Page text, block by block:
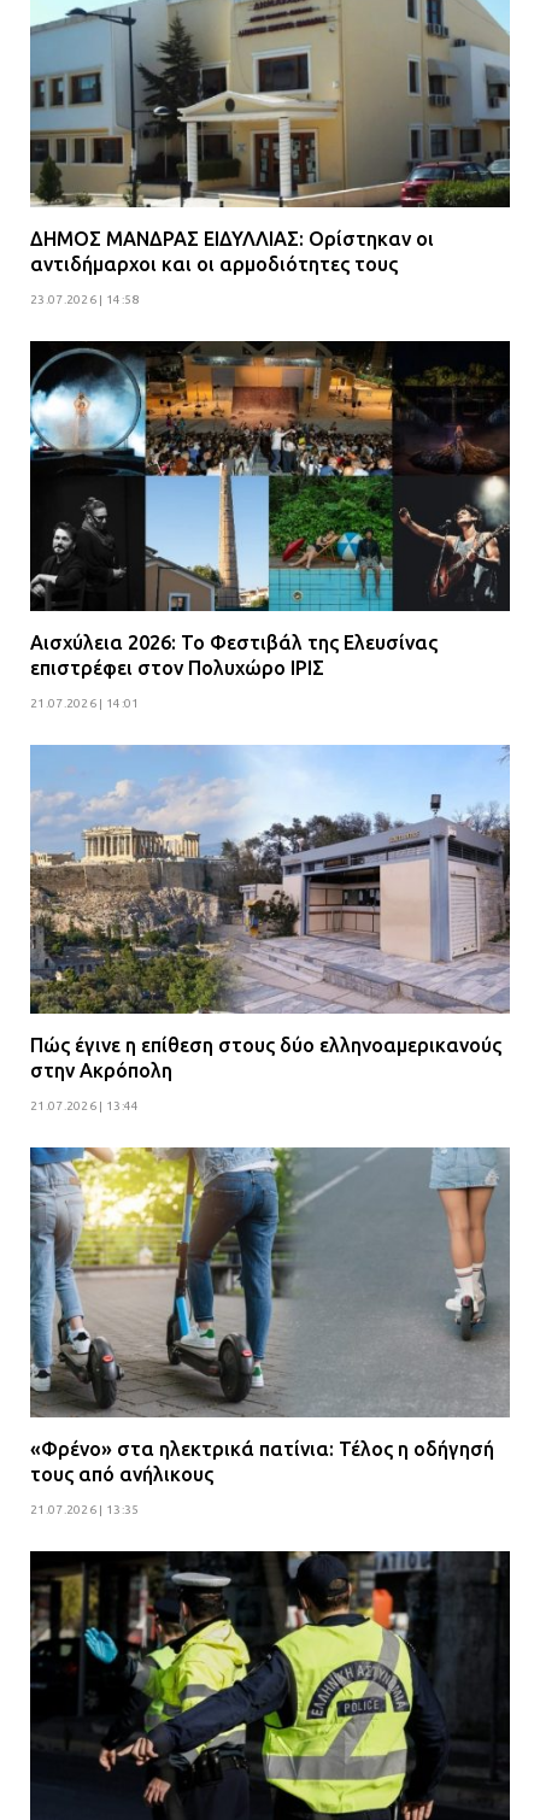
ΔΗΜΟΣ ΜΑΝΔΡΑΣ ΕΙΔΥΛΛΙΑΣ: Ορίστηκαν οι
αντιδήμαρχοι και οι αρμοδιότητες τους
23.07.2026 | 14:58
Αισχύλεια 2026: Το Φεστιβάλ της Ελευσίνας
επιστρέφει στον Πολυχώρο ΙΡΙΣ
21.07.2026 | 14:01
Πώς έγινε η επίθεση στους δύο ελληνοαμερικανούς
στην Ακρόπολη
21.07.2026 | 13:44
«Φρένο» στα ηλεκτρικά πατίνια: Τέλος η οδήγησή
τους από ανήλικους
21.07.2026 | 13:35